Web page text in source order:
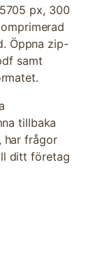
px, 300
Öppna zip-
samt
tillbaka
har frågor
ditt företag